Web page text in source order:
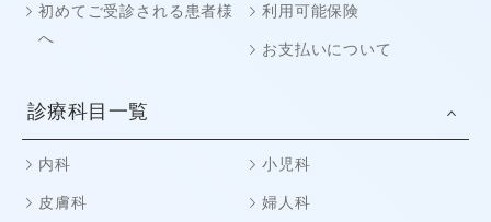
初めてご受診される患者様
へ
利用可能保険
お支払いについて
診療科目一覧
内科 小児科
皮膚科 婦人科